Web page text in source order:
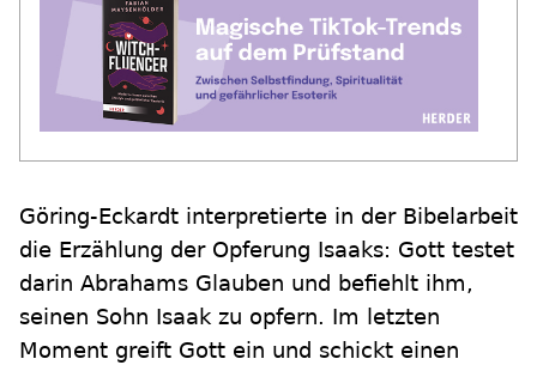
Göring-Eckardt interpretierte in der Bibelarbeit
die Erzählung der Opferung Isaaks: Gott testet
darin Abrahams Glauben und befiehlt ihm,
seinen Sohn Isaak zu opfern. Im letzten
Moment greift Gott ein und schickt einen